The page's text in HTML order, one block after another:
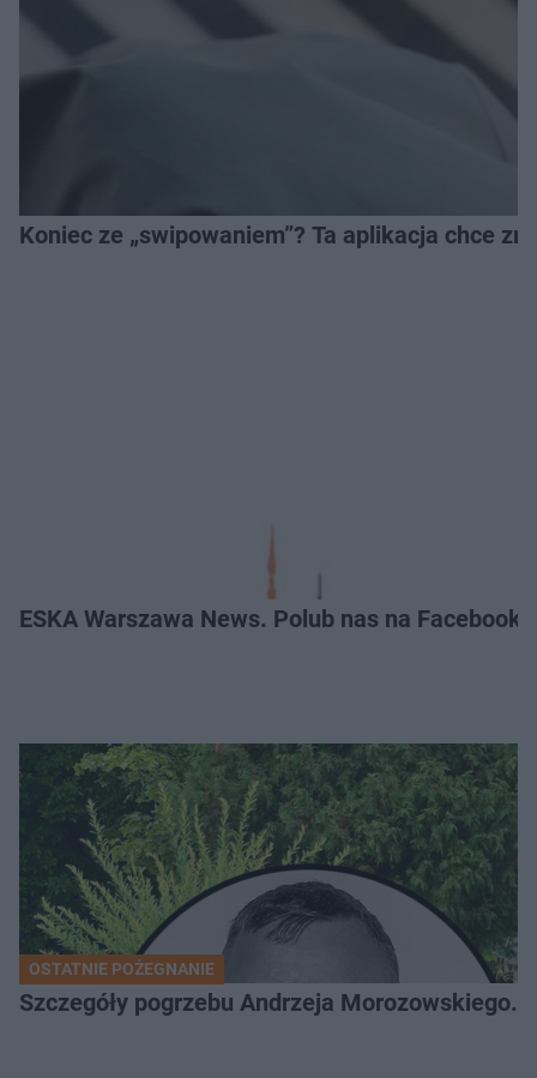
Koniec ze „swipowaniem”? Ta aplikacja chce
ESKA Warszawa News. Polub nas na
OSTATNIE POŻEGNANIE
Szczegóły pogrzebu Andrzeja Morozowskiego.